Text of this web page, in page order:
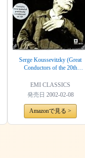
Serge Koussevitzky (Great
Conductors of the 20th
EMI CLASSICS
発売日 2002-02-08
Amazonで見る >